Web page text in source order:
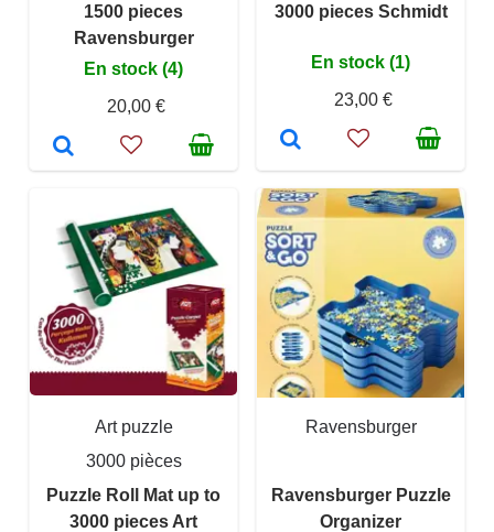
1500 pieces
Ravensburger
En stock (4)
20,00 €
3000 pieces Schmidt
En stock (1)
23,00 €
Art puzzle
3000 pièces
Puzzle Roll Mat up to
3000 pieces Art
Ravensburger
Ravensburger Puzzle
Organizer